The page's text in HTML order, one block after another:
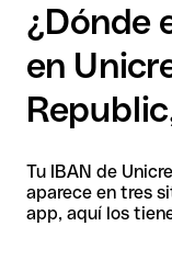
¿Dónde
en
Tu IBAN de
aparece en tres
app, aquí los